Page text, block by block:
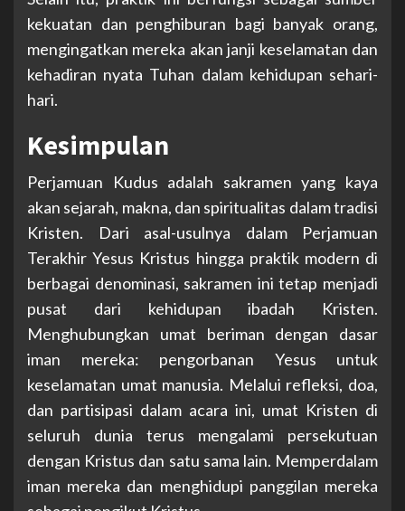
kekuatan dan penghiburan bagi banyak orang,
mengingatkan mereka akan janji keselamatan dan
kehadiran nyata Tuhan dalam kehidupan sehari-
hari.
Kesimpulan
Perjamuan Kudus adalah sakramen yang kaya
akan sejarah, makna, dan spiritualitas dalam tradisi
Kristen. Dari asal-usulnya dalam Perjamuan
Terakhir Yesus Kristus hingga praktik modern di
berbagai denominasi, sakramen ini tetap menjadi
pusat dari kehidupan ibadah Kristen.
Menghubungkan umat beriman dengan dasar
iman mereka: pengorbanan Yesus untuk
keselamatan umat manusia. Melalui refleksi, doa,
dan partisipasi dalam acara ini, umat Kristen di
seluruh dunia terus mengalami persekutuan
dengan Kristus dan satu sama lain. Memperdalam
iman mereka dan menghidupi panggilan mereka